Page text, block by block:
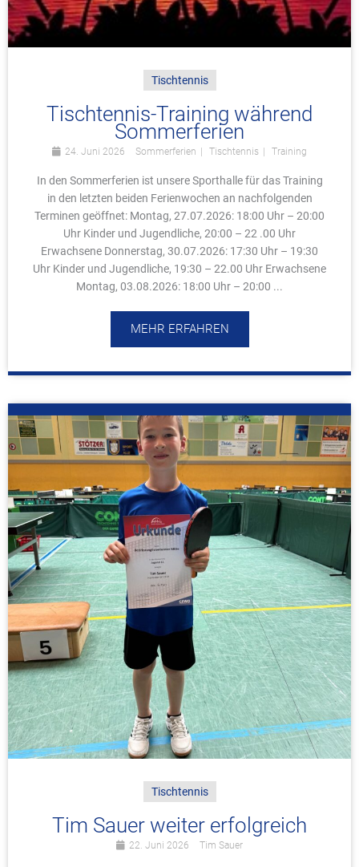
Tischtennis
Tischtennis-Training während
Sommerferien
24. Juni 2026 Sommerferien Tischtennis Training
In den Sommerferien ist unsere Sporthalle für das Training
in den letzten beiden Ferienwochen an nachfolgenden
Terminen geöffnet: Montag, 27.07.2026: 18:00 Uhr – 20:00
Uhr Kinder und Jugendliche, 20:00 – 22 .00 Uhr
Erwachsene Donnerstag, 30.07.2026: 17:30 Uhr – 19:30
Uhr Kinder und Jugendliche, 19:30 – 22.00 Uhr Erwachsene
Montag, 03.08.2026: 18:00 Uhr – 20:00 ...
MEHR ERFAHREN
Tischtennis
Tim Sauer weiter erfolgreich
22. Juni 2026 Tim Sauer